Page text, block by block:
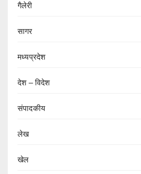
गैलेरी
सागर
मध्यप्रदेश
देश – विदेश
संपादकीय
लेख
खेल